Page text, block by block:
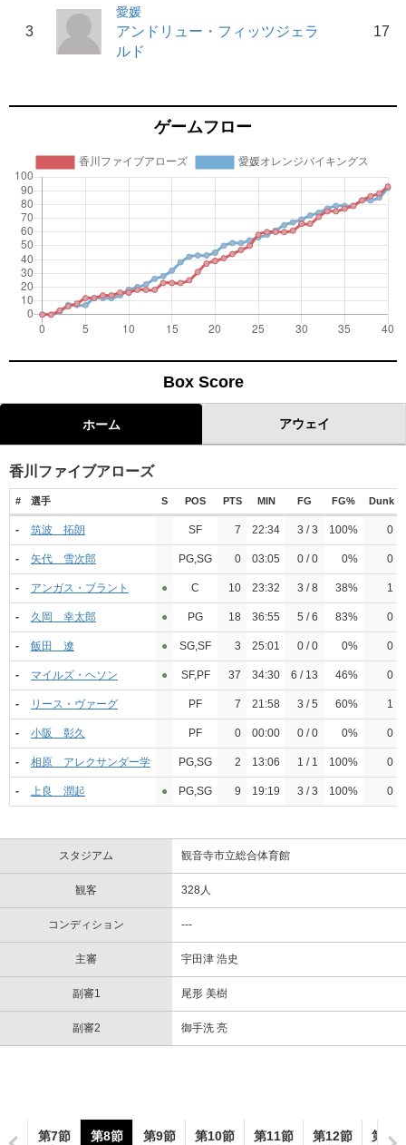
3
愛媛
アンドリュー・フィッツジェラ
ルド
17
ゲームフロー
Box Score
ホーム アウェイ
香川ファイブアローズ
# 選手 S POS PTS MIN FG FG% Dunk
- 筑波 拓朗 SF 7 22:34 3 / 3 100% 0
- 矢代 雪次郎 PG,SG 0 03:05 0 / 0 0% 0
- アンガス・ブラント ●︎ C 10 23:32 3 / 8 38% 1
- 久岡 幸太郎 ●︎ PG 18 36:55 5 / 6 83% 0
- 飯田 遼 ●︎ SG,SF 3 25:01 0 / 0 0% 0
- マイルズ・ヘソン ●︎ SF,PF 37 34:30 6 / 13 46% 0
- リース・ヴァーグ PF 7 21:58 3 / 5 60% 1
- 小阪 彰久 PF 0 00:00 0 / 0 0% 0
- 相原 アレクサンダー学 PG,SG 2 13:06 1 / 1 100% 0
- 上良 潤起 ●︎ PG,SG 9 19:19 3 / 3 100% 0
スタジアム 観音寺市立総合体育館
観客 328人
コンディション ---
主審 宇田津 浩史
副審1 尾形 美樹
副審2 御手洗 亮
節 第7節 第8節 第9節 第10節 第11節 第12節 第13